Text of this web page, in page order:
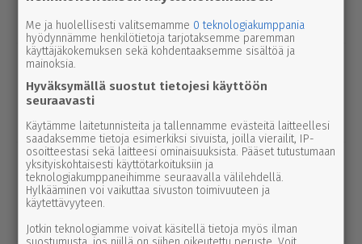
nyt syytä ilmoittaa myös täällä
uutinen
Seu­ra­kun­ta­ko­din ala­ker­rassa vesi­va­
hinko Par­ka­nossa – toi­min­toja jär­jes­
tel­lään par­hail­laan uusiksi
uutinen6.8.2026 2.55
Elisa parantaa 5g-yhteyksiä Karviassa
ja Par­ka­nossa – seuraavan suku­pol­
ven tekniikka kolkuttaa jo ovella
Me ja huolellisesti valitsemamme 0 teknologiakumppania
hyödynnämme henkilötietoja tarjotaksemme paremman
käyttäjäkokemuksen sekä kohdentaaksemme sisältöä ja
mainoksia.
Hyväksymällä suostut tietojesi käyttöön
seuraavasti
Käytämme laitetunnisteita ja tallennamme evästeitä laitteellesi
saadaksemme tietoja esimerkiksi sivuista, joilla vierailit, IP-
osoitteestasi sekä laitteesi ominaisuuksista. Pääset tutustumaan
yksityiskohtaisesti käyttötarkoituksiin ja
teknologiakumppaneihimme seuraavalla välilehdellä.
Hylkääminen voi vaikuttaa sivuston toimivuuteen ja
käytettävyyteen.
Jotkin teknologiamme voivat käsitellä tietoja myös ilman